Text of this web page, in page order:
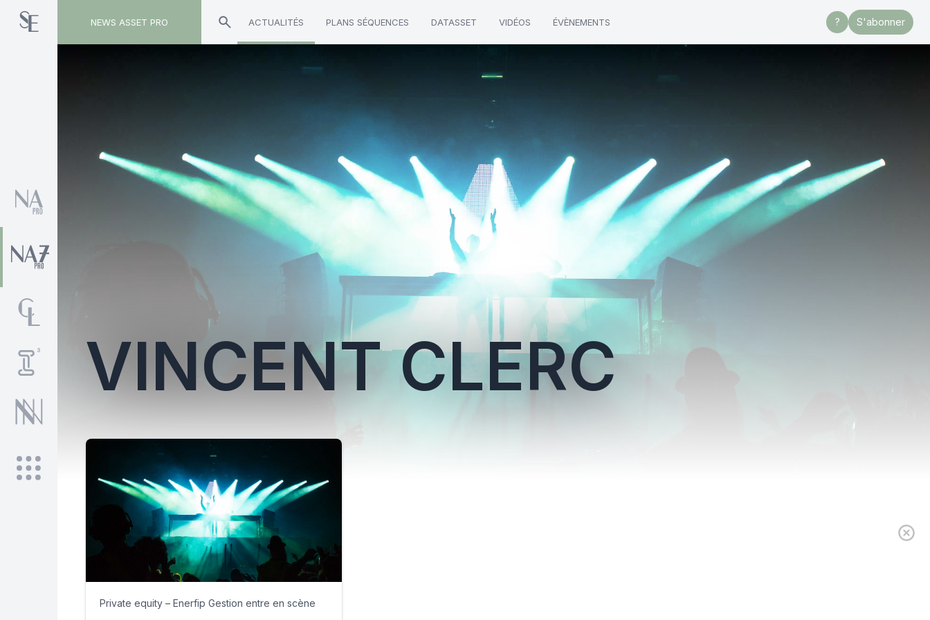
NEWS ASSET PRO ACTUALITÉS PLANS SÉQUENCES DATASSET VIDÉOS ÉVÈNEMENTS ? S'abonner
VINCENT CLERC
Private equity – Enerfip Gestion entre en scène